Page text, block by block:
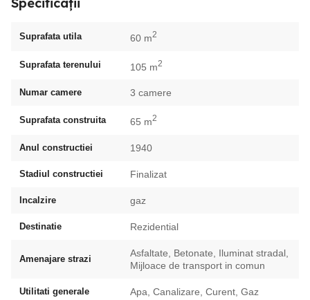
Suprafata utila 60 m2
Suprafata terenului 105 m2
Numar camere 3 camere
Suprafata construita 65 m2
Anul constructiei 1940
Stadiul constructiei Finalizat
Incalzire gaz
Destinatie Rezidential
Amenajare strazi
Asfaltate, Betonate, Iluminat stradal,
Mijloace de transport in comun
Utilitati generale Apa, Canalizare, Curent, Gaz